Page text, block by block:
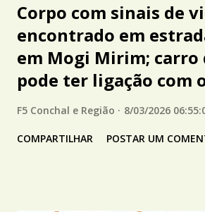
Corpo com sinais de
encontrado em
em Mogi Mirim; carro
pode ter ligação com
F5 Conchal e Região 8/03/2026
COMPARTILHAR POSTAR UM